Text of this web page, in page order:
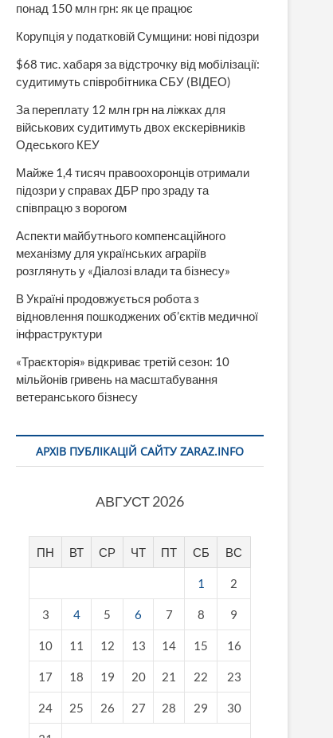
понад 150 млн грн: як це працює
Корупція у податковій Сумщини: нові підозри
$68 тис. хабаря за відстрочку від мобілізації:
судитимуть співробітника СБУ (ВІДЕО)
За переплату 12 млн грн на ліжках для
військових судитимуть двох екскерівників
Одеського КЕУ
Майже 1,4 тисяч правоохоронців отримали
підозри у справах ДБР про зраду та
співпрацю з ворогом
Аспекти майбутнього компенсаційного
механізму для українських аграріїв
розглянуть у «Діалозі влади та бізнесу»
В Україні продовжується робота з
відновлення пошкоджених об’єктів медичної
інфраструктури
«Траєкторія» відкриває третій сезон: 10
мільйонів гривень на масштабування
ветеранського бізнесу
АРХІВ ПУБЛІКАЦІЙ САЙТУ ZARAZ.INFO
АВГУСТ 2026
ПН ВТ СР ЧТ ПТ СБ ВС
1 2
3 4 5 6 7 8 9
10 11 12 13 14 15 16
17 18 19 20 21 22 23
24 25 26 27 28 29 30